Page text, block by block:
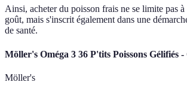
Ainsi, acheter du poisson frais ne se limite pas
goût, mais s'inscrit également dans une
de santé.
Möller's Oméga 3 36 P'tits Poissons Gélifiés
Möller's